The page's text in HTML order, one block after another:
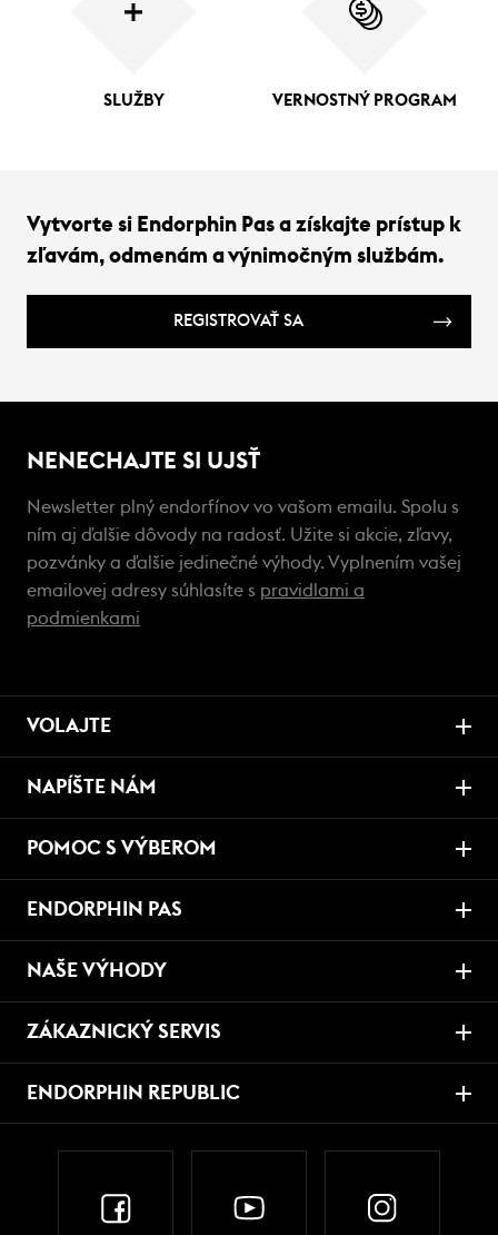
SLUŽBY VERNOSTNÝ PROGRAM
Vytvorte si Endorphin Pas a získajte prístup k
zľavám, odmenám a výnimočným službám.
REGISTROVAŤ SA
NENECHAJTE SI UJSŤ
Newsletter plný endorfínov vo vašom emailu. Spolu s
ním aj ďalšie dôvody na radosť. Užite si akcie, zľavy,
pozvánky a ďalšie jedinečné výhody. Vyplnením vašej
emailovej adresy súhlasíte s pravidlami a
podmienkami
VOLAJTE
NAPÍŠTE NÁM
POMOC S VÝBEROM
ENDORPHIN PAS
NAŠE VÝHODY
ZÁKAZNICKÝ SERVIS
ENDORPHIN REPUBLIC